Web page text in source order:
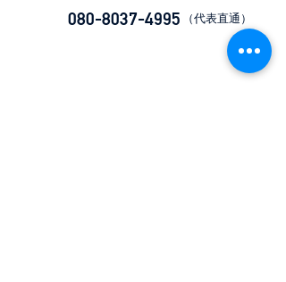
080-8037-4995 ​（代表直通）